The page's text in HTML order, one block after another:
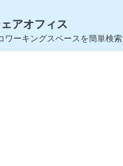
アオフィス
ワーキングスペースを簡単検索